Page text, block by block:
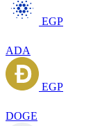
EGP
ADA
EGP
DOGE